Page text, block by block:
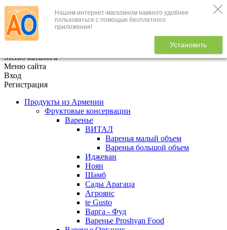
Нашим интернет-магазином намного удобнее
пользоваться с помощью бесплатного
приложения!
Установить
+7 (495) 646-888-1
В корзине
Меню каталога
Меню сайта
Вход
Регистрация
Продукты из Армении
Фруктовые консервации
Варенье
ВИТАЛ
Варенья малый объем
Варенья большой объем
Иджеван
Ноян
Шамб
Сады Арагаца
Агроянс
te Gusto
Варга - Фуд
Варенье Proshyan Food